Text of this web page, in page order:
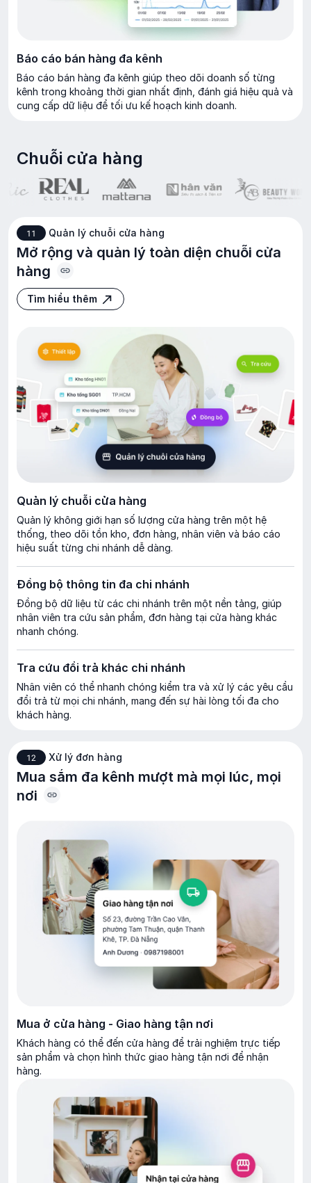
Báo cáo bán hàng đa kênh
Báo cáo bán hàng đa kênh giúp theo dõi doanh số từng
kênh trong khoảng thời gian nhất định, đánh giá hiệu quả và
cung cấp dữ liệu để tối ưu kế hoạch kinh doanh.
Chuỗi cửa hàng
11 Quản lý chuỗi cửa hàng
Mở rộng và quản lý toàn diện chuỗi cửa
hàng
Tìm hiểu thêm
Quản lý chuỗi cửa hàng
Quản lý không giới hạn số lượng cửa hàng trên một hệ
thống, theo dõi tồn kho, đơn hàng, nhân viên và báo cáo
hiệu suất từng chi nhánh dễ dàng.
Đồng bộ thông tin đa chi nhánh
Đồng bộ dữ liệu từ các chi nhánh trên một nền tảng, giúp
nhân viên tra cứu sản phẩm, đơn hàng tại cửa hàng khác
nhanh chóng.
Tra cứu đổi trả khác chi nhánh
Nhân viên có thể nhanh chóng kiểm tra và xử lý các yêu cầu
đổi trả từ mọi chi nhánh, mang đến sự hài lòng tối đa cho
khách hàng.
12 Xử lý đơn hàng
Mua sắm đa kênh mượt mà mọi lúc, mọi
nơi
Mua ở cửa hàng - Giao hàng tận nơi
Khách hàng có thể đến cửa hàng để trải nghiệm trực tiếp
sản phẩm và chọn hình thức giao hàng tận nơi để nhận
hàng.